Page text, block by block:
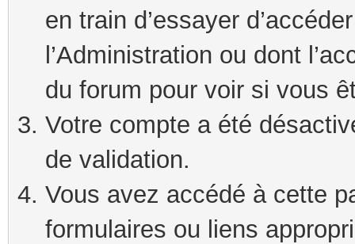
en train d’essayer
l’Administration ou dont
du forum pour voir si vous
Votre compte a été
de validation.
Vous avez accédé à cette
formulaires ou liens